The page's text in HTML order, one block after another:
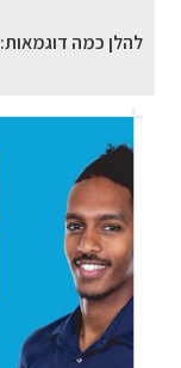
להלן כמה דוגמאות: